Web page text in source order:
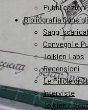
Bibliografia
Saggi
Convegni e
Tolkien Labs
Recensioni
Le Pillole di
Interviste
Tolkien a